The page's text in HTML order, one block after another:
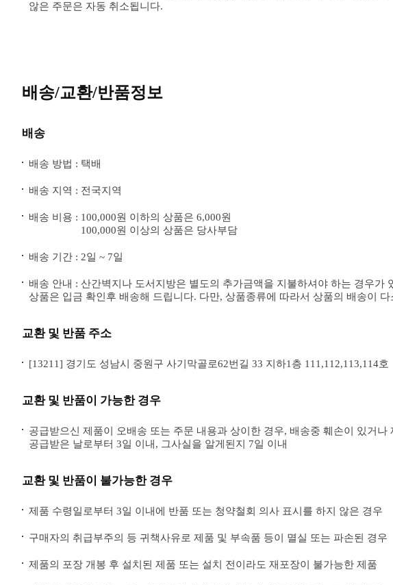
않은 주문은 자동 취소됩니다.
배송/교환/반품정보
배송
배송 방법 : 택배
배송 지역 : 전국지역
배송 비용 : 100,000원 이하의 상품은 6,000원
100,000원 이상의 상품은 당사부담
배송 기간 : 2일 ~ 7일
배송 안내 : 산간벽지나 도서지방은 별도의 추가금액을 지불하셔야 하는 경우가
상품은 입금 확인후 배송해 드립니다. 다만, 상품종류에 따라서 상품의 배송이
교환 및 반품 주소
[13211] 경기도 성남시 중원구 사기막골로62번길 33 지하1층 111,112,113,114호
교환 및 반품이 가능한 경우
공급받으신 제품이 오배송 또는 주문 내용과 상이한 경우, 배송중 훼손이 있거나
공급받은 날로부터 3일 이내, 그사실을 알게된지 7일 이내
교환 및 반품이 불가능한 경우
제품 수령일로부터 3일 이내에 반품 또는 청약철회 의사 표시를 하지 않은 경우
구매자의 취급부주의 등 귀책사유로 제품 및 부속품 등이 멸실 또는 파손된 경우
제품의 포장 개봉 후 설치된 제품 또는 설치 전이라도 재포장이 불가능한 제품